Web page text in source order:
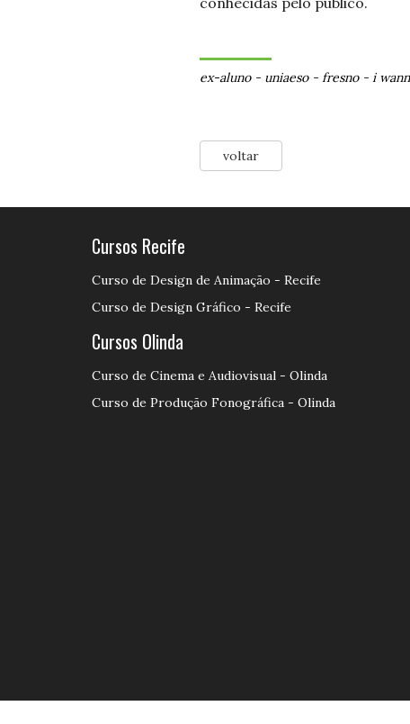
ex-aluno- uniaeso- fresno- i
voltar
Cursos Recife
Curso de Design de Animação - Recife
Curso de Design Gráfico - Recife
Cursos Olinda
Curso de Cinema e Audiovisual - Olinda
Curso de Produção Fonográfica - Olinda